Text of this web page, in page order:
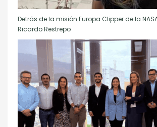
Detrás de la misión Europa Clipper de la
Ricardo Restrepo